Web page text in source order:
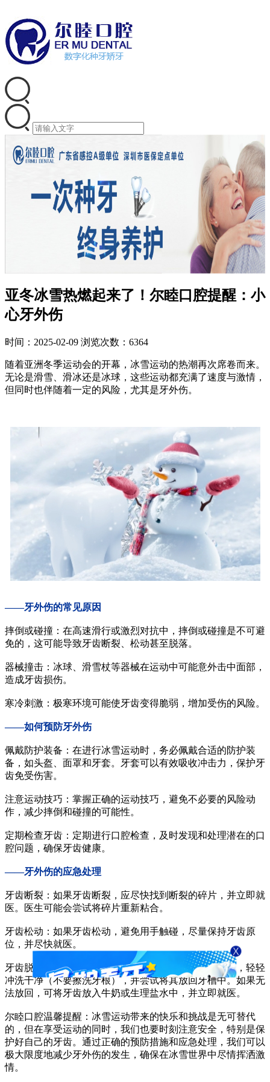
亚冬冰雪热燃起来了！尔睦口腔提醒：小
心牙外伤
时间：2025-02-09 浏览次数：6364
随着亚洲冬季运动会的开幕，冰雪运动的热潮再次席卷而来。
无论是滑雪、滑冰还是冰球，这些运动都充满了速度与激情，
但同时也伴随着一定的风险，尤其是牙外伤。
——牙外伤的常见原因
摔倒或碰撞：在高速滑行或激烈对抗中，摔倒或碰撞是不可避
免的，这可能导致牙齿断裂、松动甚至脱落。
器械撞击：冰球、滑雪杖等器械在运动中可能意外击中面部，
造成牙齿损伤。
寒冷刺激：极寒环境可能使牙齿变得脆弱，增加受伤的风险。
——如何预防牙外伤
佩戴防护装备：在进行冰雪运动时，务必佩戴合适的防护装
备，如头盔、面罩和牙套。牙套可以有效吸收冲击力，保护牙
齿免受伤害。
注意运动技巧：掌握正确的运动技巧，避免不必要的风险动
作，减少摔倒和碰撞的可能性。
定期检查牙齿：定期进行口腔检查，及时发现和处理潜在的口
腔问题，确保牙齿健康。
——牙外伤的应急处理
牙齿断裂：如果牙齿断裂，应尽快找到断裂的碎片，并立即就
医。医生可能会尝试将碎片重新粘合。
牙齿松动：如果牙齿松动，避免用手触碰，尽量保持牙齿原
位，并尽快就医。
牙齿脱落：如果牙齿完全脱落，应尽快找到脱落的牙齿，轻轻
冲洗干净（不要擦洗牙根），并尝试将其放回牙槽中。如果无
法放回，可将牙齿放入牛奶或生理盐水中，并立即就医。
尔睦口腔温馨提醒：冰雪运动带来的快乐和挑战是无可替代
的，但在享受运动的同时，我们也要时刻注意安全，特别是保
护好自己的牙齿。通过正确的预防措施和应急处理，我们可以
极大限度地减少牙外伤的发生，确保在冰雪世界中尽情挥洒激
情。